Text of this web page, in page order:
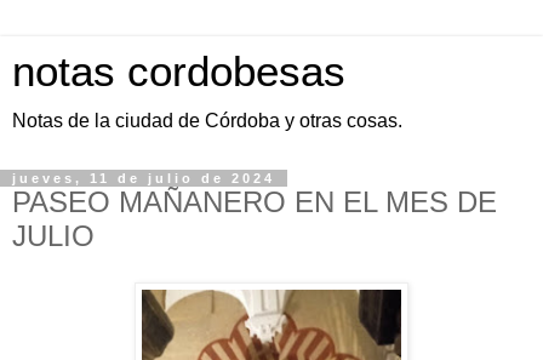
notas cordobesas
Notas de la ciudad de Córdoba y otras cosas.
jueves, 11 de julio de 2024
PASEO MAÑANERO EN EL MES DE
JULIO